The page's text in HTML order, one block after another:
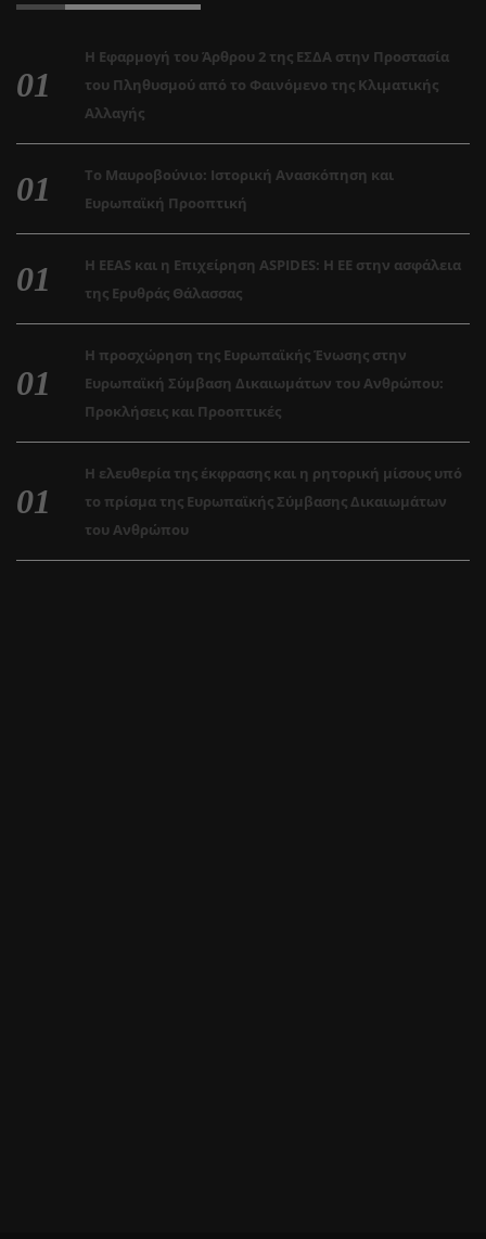
Η Εφαρμογή του Άρθρου 2 της ΕΣΔΑ στην Προστασία
του Πληθυσμού από το Φαινόμενο της Κλιματικής
Αλλαγής
Το Μαυροβούνιο: Ιστορική Ανασκόπηση και
Ευρωπαϊκή Προοπτική
Η EEAS και η Επιχείρηση ASPIDES: Η ΕΕ στην ασφάλεια
της Ερυθράς Θάλασσας
Η προσχώρηση της Ευρωπαϊκής Ένωσης στην
Ευρωπαϊκή Σύμβαση Δικαιωμάτων του Ανθρώπου:
Προκλήσεις και Προοπτικές
Η ελευθερία της έκφρασης και η ρητορική μίσους υπό
το πρίσμα της Ευρωπαϊκής Σύμβασης Δικαιωμάτων
του Ανθρώπου